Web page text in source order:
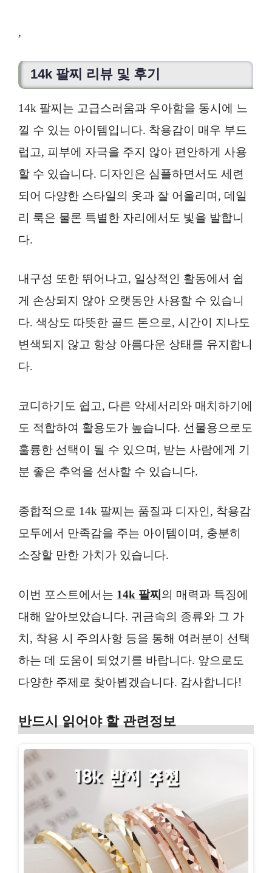
,
14k 팔찌 리뷰 및 후기
14k 팔찌는 고급스러움과 우아함을 동시에 느
낄 수 있는 아이템입니다. 착용감이 매우 부드
럽고, 피부에 자극을 주지 않아 편안하게 사용
할 수 있습니다. 디자인은 심플하면서도 세련
되어 다양한 스타일의 옷과 잘 어울리며, 데일
리 룩은 물론 특별한 자리에서도 빛을 발합니
다.
내구성 또한 뛰어나고, 일상적인 활동에서 쉽
게 손상되지 않아 오랫동안 사용할 수 있습니
다. 색상도 따뜻한 골드 톤으로, 시간이 지나도
변색되지 않고 항상 아름다운 상태를 유지합니
다.
코디하기도 쉽고, 다른 악세서리와 매치하기에
도 적합하여 활용도가 높습니다. 선물용으로도
훌륭한 선택이 될 수 있으며, 받는 사람에게 기
분 좋은 추억을 선사할 수 있습니다.
종합적으로 14k 팔찌는 품질과 디자인, 착용감
모두에서 만족감을 주는 아이템이며, 충분히
소장할 만한 가치가 있습니다.
이번 포스트에서는 14k 팔찌 의 매력과 특징에
대해 알아보았습니다. 귀금속의 종류와 그 가
치, 착용 시 주의사항 등을 통해 여러분이 선택
하는 데 도움이 되었기를 바랍니다. 앞으로도
다양한 주제로 찾아뵙겠습니다. 감사합니다!
반드시 읽어야 할 관련정보